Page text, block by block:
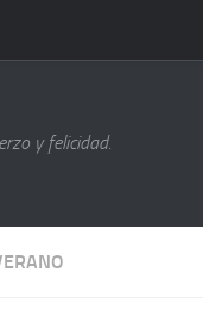
y felicidad.